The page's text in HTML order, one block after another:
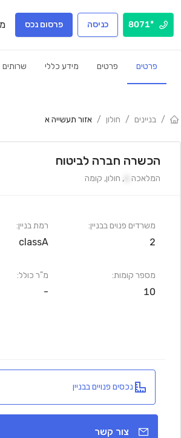
*8071 כניסה פרסום נכס
פרטים פרטים מידע כללי שרותים
/ בניינים / חולון / אזור תעשייה א
הכשרה חברה לביטוח
המלאכה , חולון, קומה
משרדים פנוים בבניין:
2
מספר קומות:
10
רמת בניין:
classA
מ"ר כולל:
-
נכסים פנויים בבניין
צור קשר